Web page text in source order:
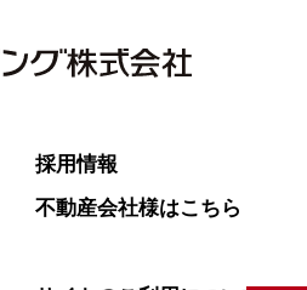
採用情報
不動産会社様はこちら